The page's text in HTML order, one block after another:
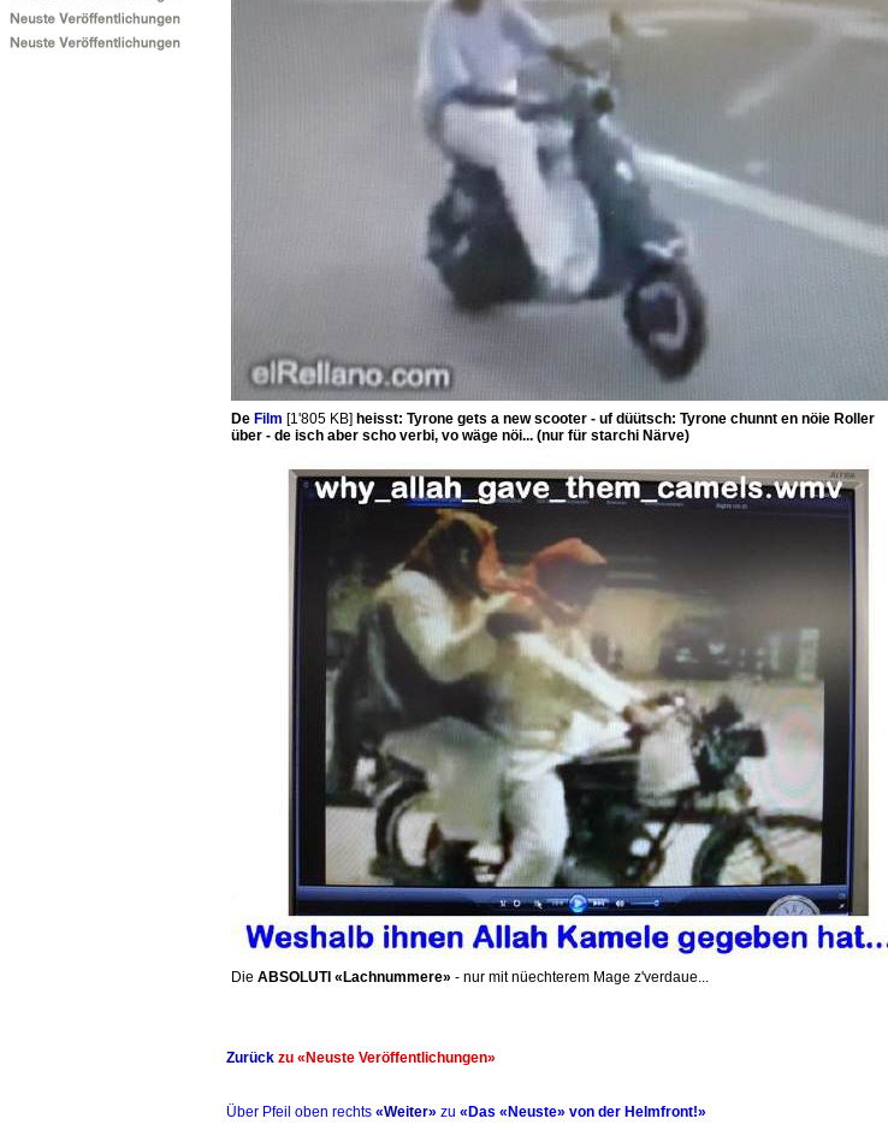
De Film [1'805 KB] heisst: Tyrone gets a new scooter - uf düütsch: Tyrone chunnt en nöie Roller
über - de isch aber scho verbi, vo wäge nöi... (nur für starchi Närve)
Die ABSOLUTI «Lachnummere» - nur mit nüechterem Mage z'verdaue...
Zurück zu «Neuste Veröffentlichungen»
Über Pfeil oben rechts «Weiter» zu «Das «Neuste» von der Helmfront!»